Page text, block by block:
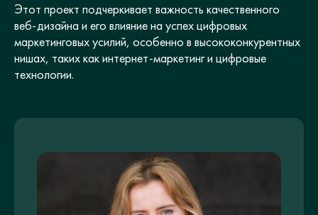
Этот проект подчеркивает важность качественного
веб-дизайна и его влияние на успех цифровых
маркетинговых усилий, особенно в высококонкурентных
нишах, таких как интернет-маркетинг и цифровые
технологии.